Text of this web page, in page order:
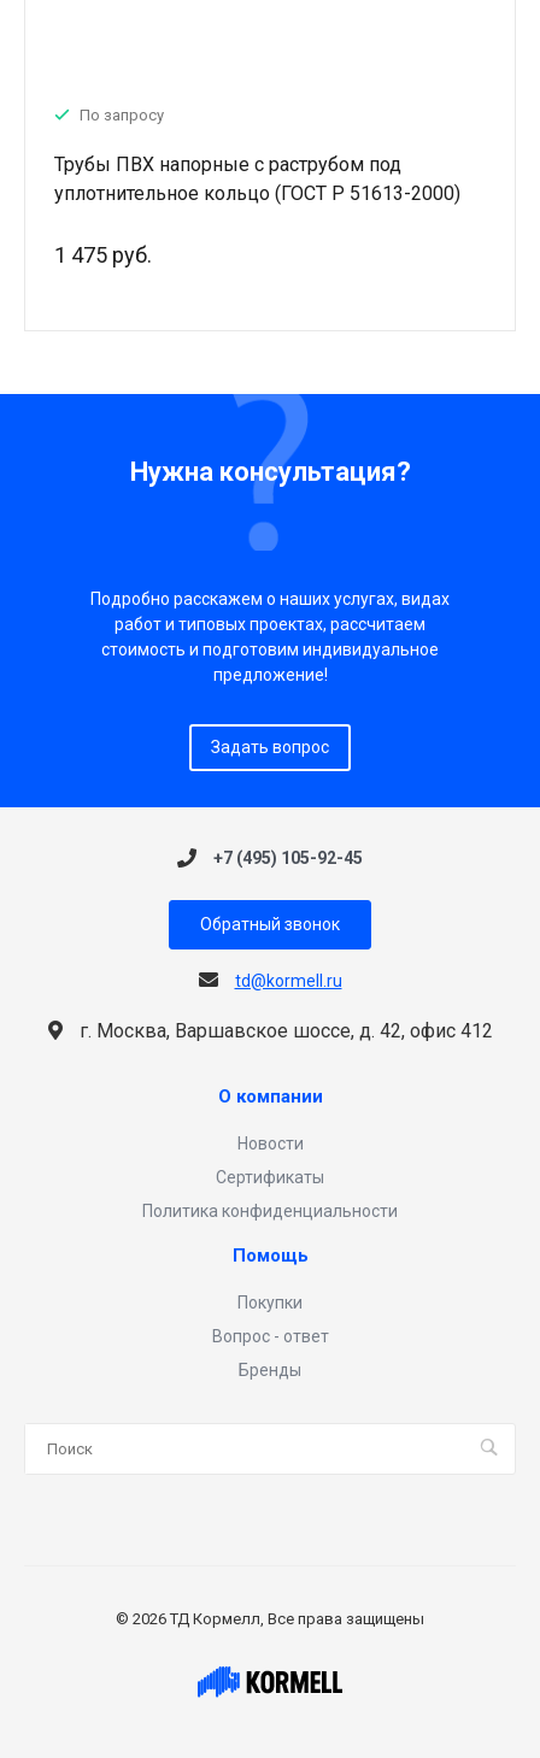
По запросу
Трубы ПВХ напорные с раструбом под
уплотнительное кольцо (ГОСТ Р 51613-2000)
1 475 руб.
Нужна консультация?
Подробно расскажем о наших услугах, видах
работ и типовых проектах, рассчитаем
стоимость и подготовим индивидуальное
предложение!
Задать вопрос
+7 (495) 105-92-45
Обратный звонок
td@kormell.ru
г. Москва, Варшавское шоссе, д. 42, офис 412
О компании
Новости
Сертификаты
Политика конфиденциальности
Помощь
Покупки
Вопрос - ответ
Бренды
© 2026 ТД Кормелл, Все права защищены